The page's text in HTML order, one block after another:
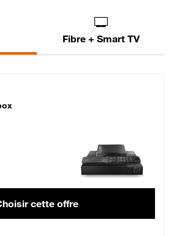
Fibre + Smart TV
Livebox Lite Fibre
cette offre